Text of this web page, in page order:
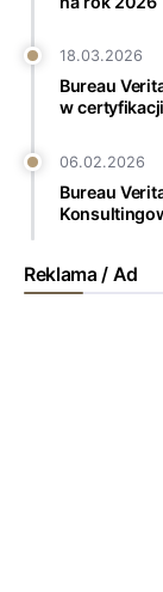
18.03.2026
Bureau
w
06.02.2026
Bureau
Reklama / Ad